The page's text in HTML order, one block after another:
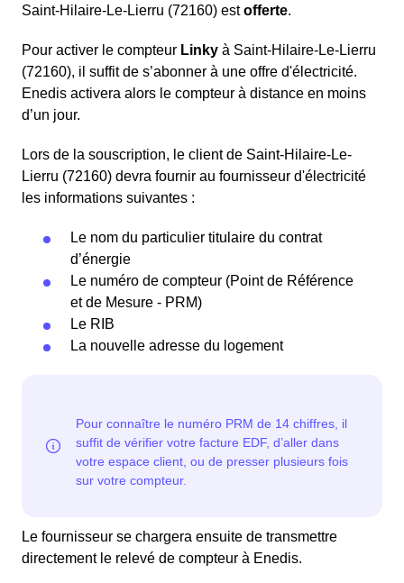
Saint-Hilaire-Le-Lierru (72160) estofferte.
Pour activer le compteur Linky à Saint-Hilaire-Le-Lierru
(72160), il suffit de s’abonner à une offre d'électricité.
Enedis activera alors le compteur à distance en moins
d’un jour.
Lors de la souscription, le client de Saint-Hilaire-Le-
Lierru (72160) devra fournir au fournisseur d'électricité
les informations suivantes :
Le nom du particulier titulaire du contrat
d’énergie
Le numéro de compteur (Point de Référence
et de Mesure - PRM)
Le RIB
La nouvelle adresse du logement
Le fournisseur se chargera ensuite de transmettre
directement le relevé de compteur à Enedis.